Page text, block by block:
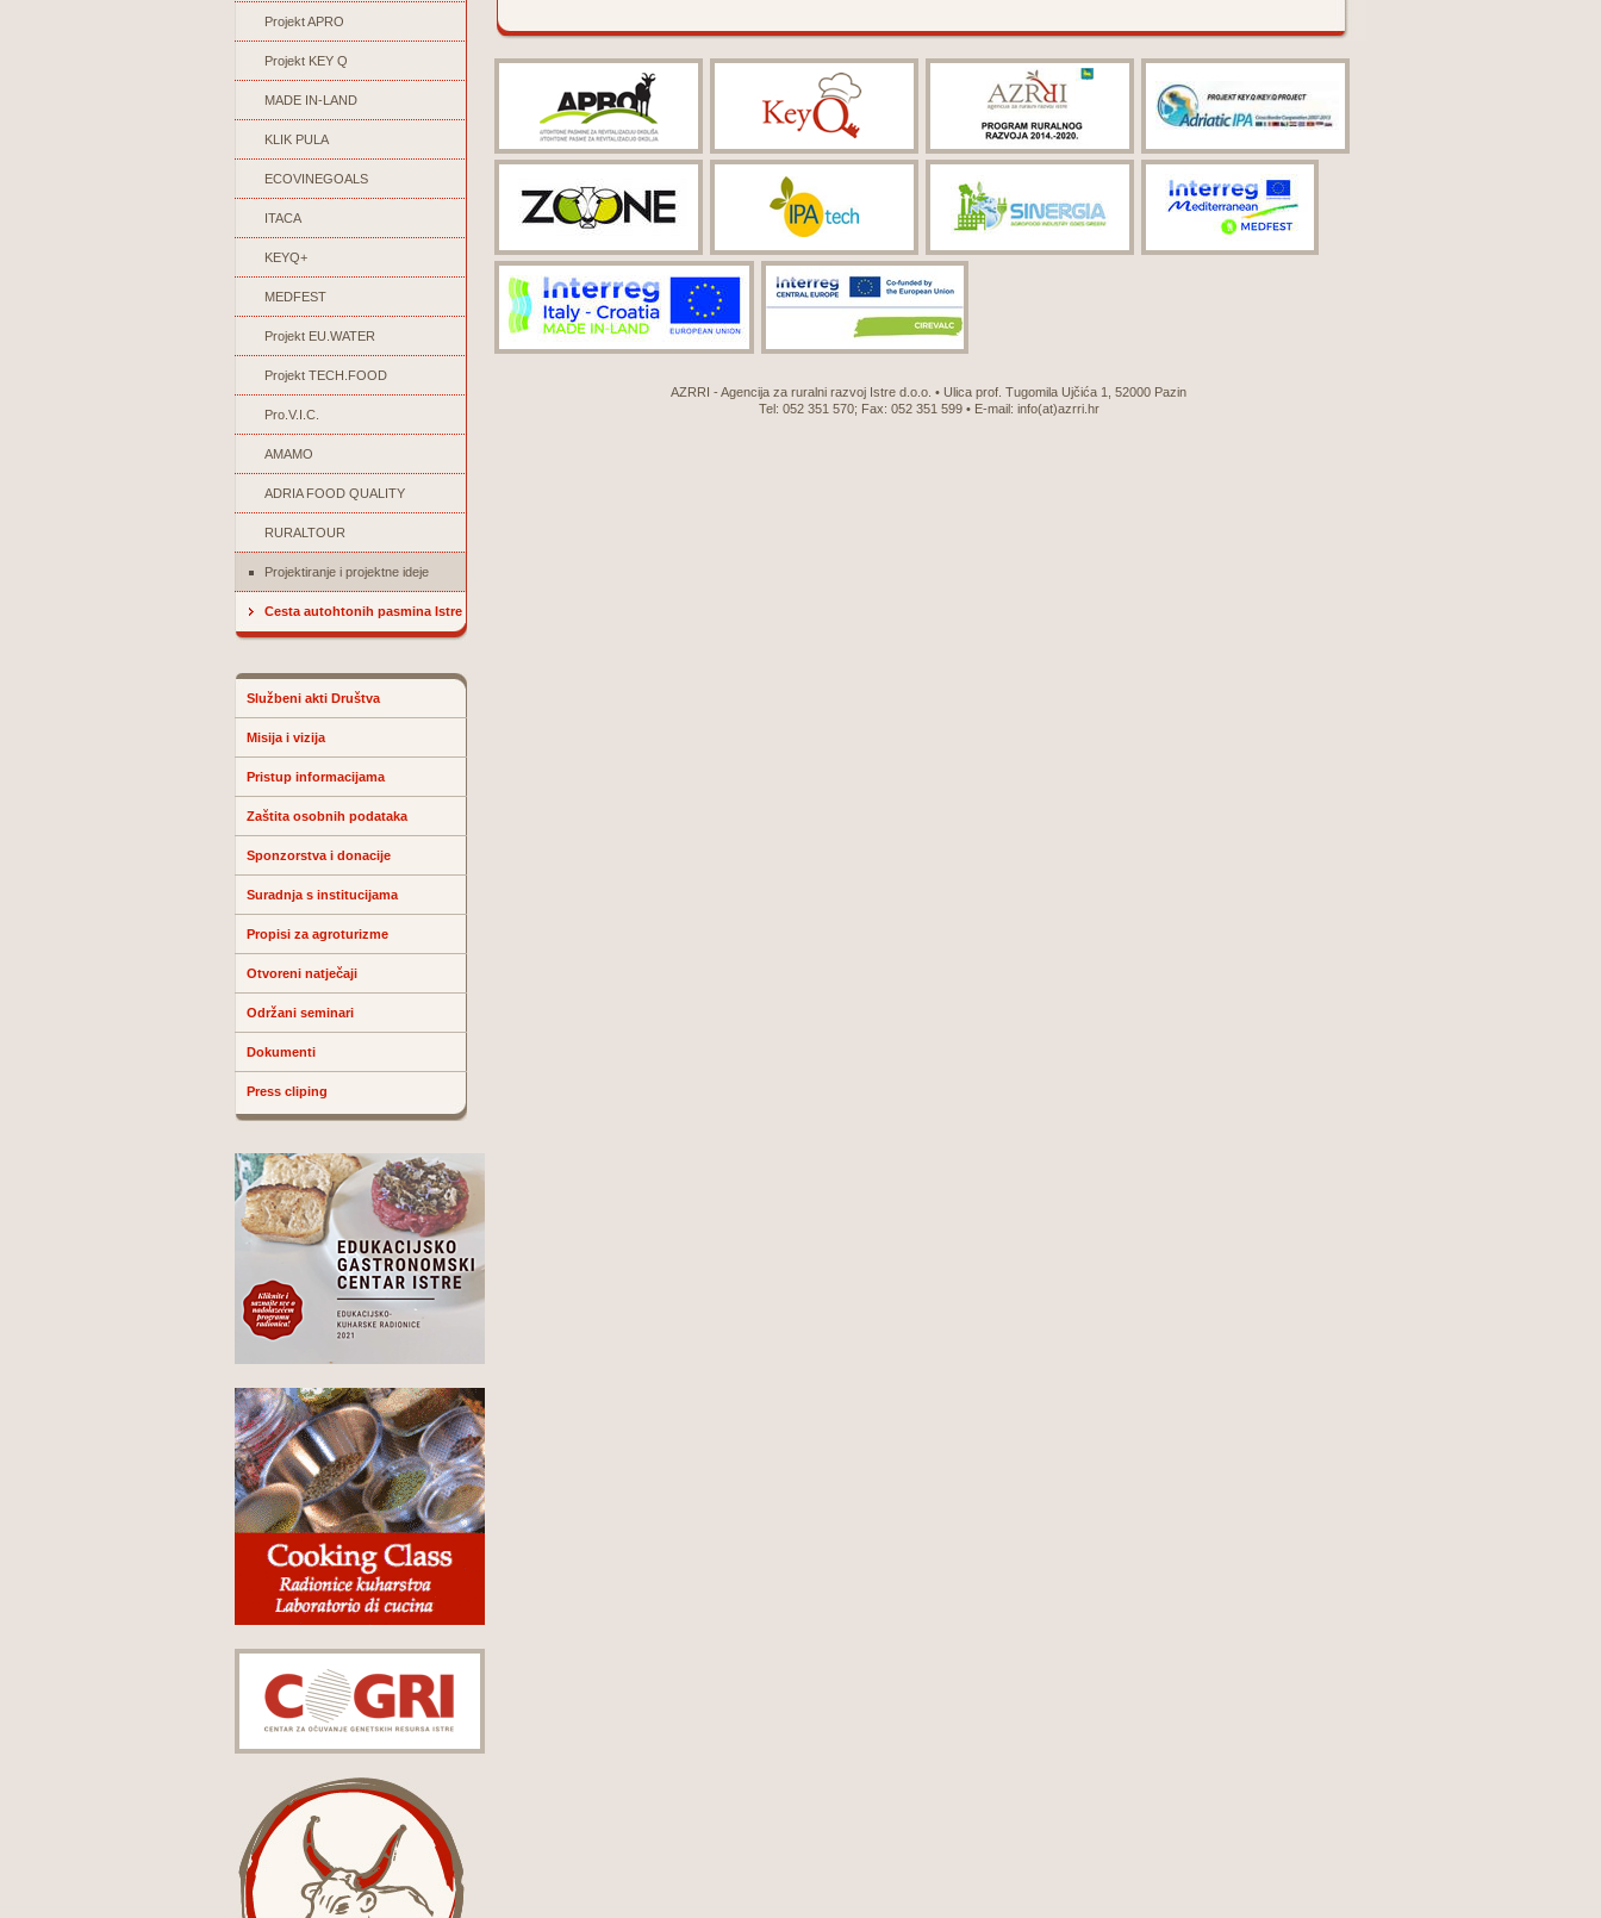
Projekt APRO
Projekt KEY Q
MADE IN-LAND
KLIK PULA
ECOVINEGOALS
ITACA
KEYQ+
MEDFEST
Projekt EU.WATER
Projekt TECH.FOOD
Pro.V.I.C.
AMAMO
ADRIA FOOD QUALITY
RURALTOUR
Projektiranje i projektne ideje
Cesta autohtonih pasmina Istre
Službeni akti Društva
Misija i vizija
Pristup informacijama
Zaštita osobnih podataka
Sponzorstva i donacije
Suradnja s institucijama
Propisi za agroturizme
Otvoreni natječaji
Održani seminari
Dokumenti
Press cliping
AZRRI - Agencija za ruralni razvoj Istre d.o.o. • Ulica prof. Tugomila Ujčića 1, 52000 Pazin
Tel: 052 351 570; Fax: 052 351 599 • E-mail: info(at)azrri.hr